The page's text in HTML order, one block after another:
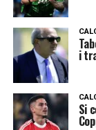
i
Si